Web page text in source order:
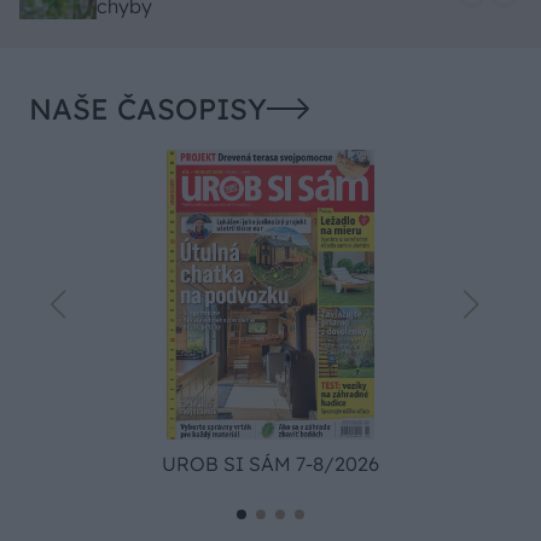
chyby
NAŠE ČASOPISY
UROB SI SÁM 7-8/2026